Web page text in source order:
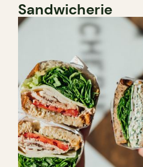
Sandwicherie